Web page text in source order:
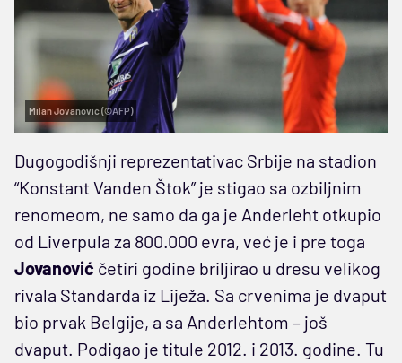
Milan Jovanović (©AFP)
Dugogodišnji reprezentativac Srbije na stadion
“Konstant Vanden Štok” je stigao sa ozbiljnim
renomeom, ne samo da ga je Anderleht otkupio
od Liverpula za 800.000 evra, već je i pre toga
Jovanović četiri godine briljirao u dresu velikog
rivala Standarda iz Liježa. Sa crvenima je dvaput
bio prvak Belgije, a sa Anderlehtom – još
dvaput. Podigao je titule 2012. i 2013. godine. Tu